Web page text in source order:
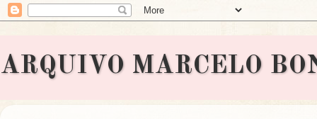
ARQUIVO MARCELO